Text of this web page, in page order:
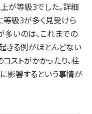
が等級3でした。詳細
等級3が多く見受けら
多いのは、これまでの
きる例がほとんどない
ストがかかったり、柱
影響するという事情が